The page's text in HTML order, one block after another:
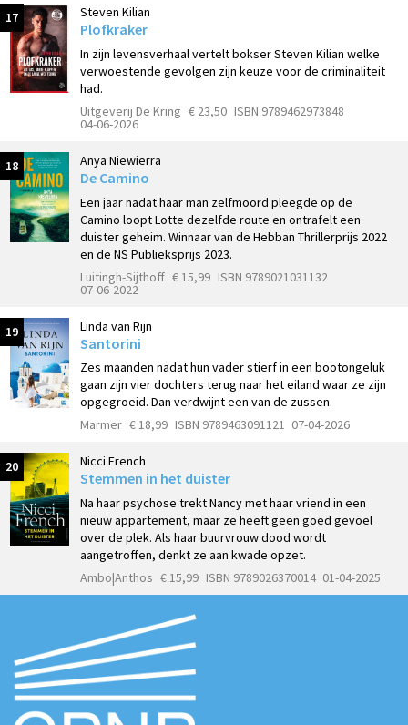
17 Steven Kilian
Plofkraker
In zijn levensverhaal vertelt bokser Steven Kilian welke
verwoestende gevolgen zijn keuze voor de criminaliteit
had.
Uitgeverij De Kring € 23,50 ISBN 9789462973848
04-06-2026
18 Anya Niewierra
De Camino
Een jaar nadat haar man zelfmoord pleegde op de
Camino loopt Lotte dezelfde route en ontrafelt een
duister geheim. Winnaar van de Hebban Thrillerprijs 2022
en de NS Publieksprijs 2023.
Luitingh-Sijthoff € 15,99 ISBN 9789021031132
07-06-2022
19 Linda van Rijn
Santorini
Zes maanden nadat hun vader stierf in een bootongeluk
gaan zijn vier dochters terug naar het eiland waar ze zijn
opgegroeid. Dan verdwijnt een van de zussen.
Marmer € 18,99 ISBN 9789463091121 07-04-2026
20 Nicci French
Stemmen in het duister
Na haar psychose trekt Nancy met haar vriend in een
nieuw appartement, maar ze heeft geen goed gevoel
over de plek. Als haar buurvrouw dood wordt
aangetroffen, denkt ze aan kwade opzet.
Ambo|Anthos € 15,99 ISBN 9789026370014 01-04-2025